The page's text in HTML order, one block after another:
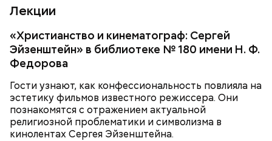
Лекции
«Христианство и кинематограф: Сергей
Эйзенштейн» в библиотеке № 180 имени Н. Ф.
Федорова
Гости узнают, как конфессиональность повлияла на
эстетику фильмов известного режиссера. Они
познакомятся с отражением актуальной
религиозной проблематики и символизма в
кинолентах Сергея Эйзенштейна.
кот — манул Тимофей. С ним можно даже немного
поиграть, конечно же, за защитным стеклом.
Однако оно не мешает котику весело резвиться с
гостями зоопарка.
расталкивая. Отвратительные ощущения, —